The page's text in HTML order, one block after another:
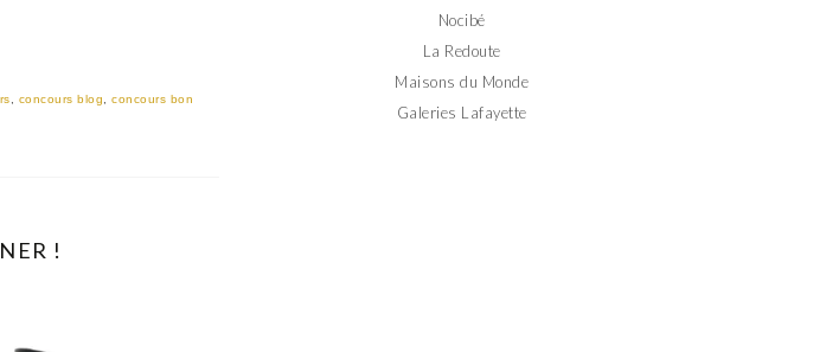
, concours blog,concours bon
!
Nocibé
La Redoute
Maisons du Monde
Galeries Lafayette